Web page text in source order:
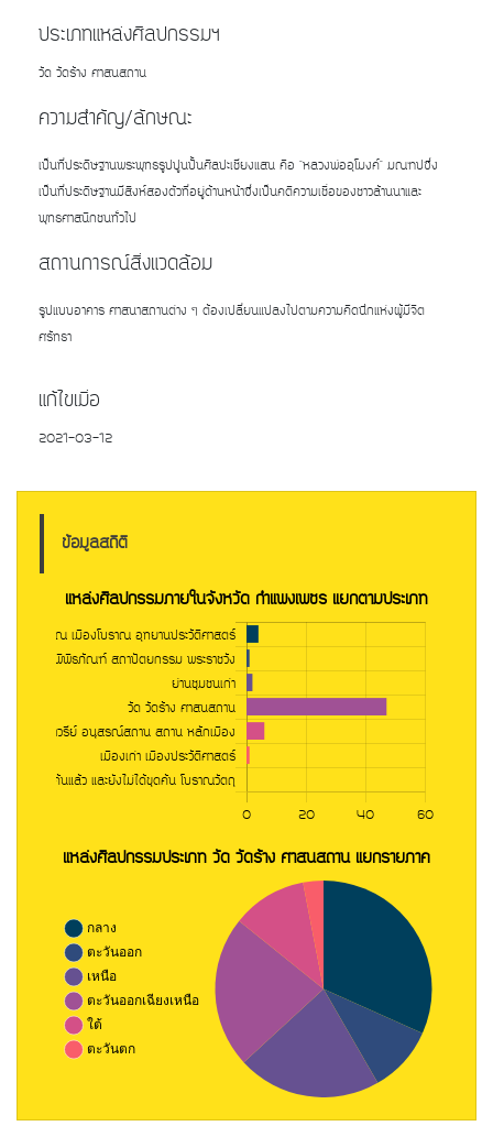
ประเภทแหล่งศิลปกรรมฯ
วัด วัดร้าง ศาสนสถาน
ความสำคัญ/ลักษณะ
เป็นที่ประดิษฐานพระพุทธรูปปูนปั้นศิลปะเชียงแสน คือ "หลวงพ่ออุโมงค์" มณฑปซึ่ง
เป็นที่ประดิษฐานมีสิงห์สองตัวที่อยู่ด้านหน้าซึ่งเป็นคติความเชื่อของชาวล้านนาและ
พุทธศาสนิกชนทั่วไป
สถานการณ์สิ่งแวดล้อม
รูปแบบอาคาร ศาสนาสถานต่าง ๆ ต้องเปลี่ยนแปลงไปตามความคิดนึกแห่งผู้มีจิต
ศรัทธา
แก้ไขเมื่อ
2021-03-12
ข้อมูลสถิติ